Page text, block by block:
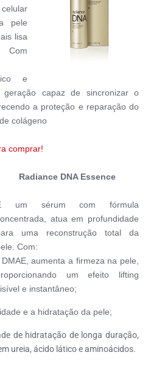
pele
lisa
Com
e
capaz de sincronizar o
a proteção e reparação do
colágeno
comprar!
Radiance DNA Essence
um sérum com fórmula
atua em profundidade
uma reconstrução total da
Com:
DMAE, aumenta a firmeza na pele,
um efeito lifting
e instantâneo;
e a hidratação da pele;
de hidratação de longa duração,
ureia, ácido lático e aminoácidos.